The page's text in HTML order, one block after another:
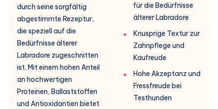
durch seine sorgfältig
abgestimmte Rezeptur,
die speziell auf die
Bedürfnisse älterer
Labradore zugeschnitten
ist. Mit einem hohen Anteil
an hochwertigen
Proteinen, Ballaststoffen
und Antioxidantien bietet
für die Bedürfnisse
älterer Labradore
Knusprige Textur zur
Zahnpflege und
Kaufreude
Hohe Akzeptanz und
Fressfreude bei
Testhunden